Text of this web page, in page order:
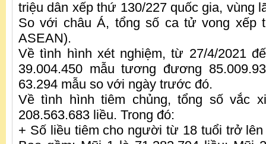
triệu dân xếp thứ 130/227 quốc gia, vùng
So với châu Á, tổng số ca tử vong xếp
ASEAN).
Về tình hình xét nghiệm, từ 27/4/2021
39.004.450 mẫu tương đương
63.294 mẫu so với ngày trước đó.
Về tình hình tiêm chủng, tổng số vắc
208.563.683 liều. Trong đó:
+ Số liều tiêm cho người từ 18 tuổi trở